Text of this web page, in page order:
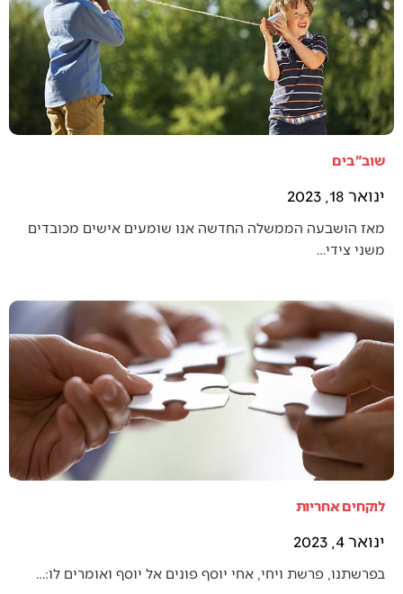
שוב"בים
ינואר 18, 2023
מאז הושבעה הממשלה החדשה אנו שומעים אישים מכובדים
משני צידי…
לוקחים אחריות
ינואר 4, 2023
בפרשתנו, פרשת ויחי, אחי יוסף פונים אל יוסף ואומרים לו:…